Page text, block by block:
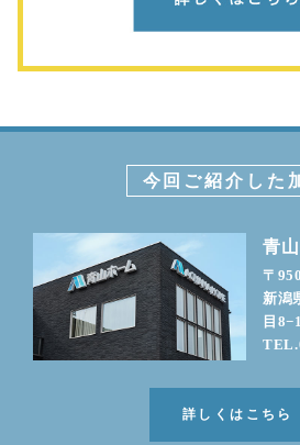
今回ご紹介した
青
〒
新潟
目
詳しくはこちら